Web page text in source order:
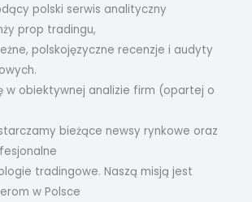
polski serwis analityczny
prop tradingu,
polskojęzyczne recenzje i audyty
w obiektywnej analizie firm (opartej o
bieżące newsy rynkowe oraz
tradingowe. Naszą misją jest
w Polsce